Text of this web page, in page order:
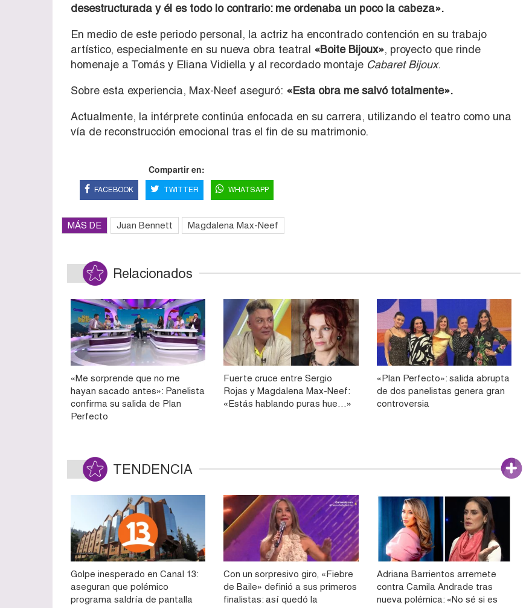
desestructurada y él es todo lo contrario: me ordenaba un poco la cabeza».
En medio de este periodo personal, la actriz ha encontrado contención en su trabajo
artístico, especialmente en su nueva obra teatral «Boite Bijoux», proyecto que rinde
homenaje a Tomás y Eliana Vidiella y al recordado montaje Cabaret Bijoux.
Sobre esta experiencia, Max-Neef aseguró: «Esta obra me salvó totalmente».
Actualmente, la intérprete continúa enfocada en su carrera, utilizando el teatro como una
vía de reconstrucción emocional tras el fin de su matrimonio.
Compartir en:
FACEBOOK TWITTER WHATSAPP
MÁS DE Juan Bennett Magdalena Max-Neef
Relacionados
«Me sorprende que no me
hayan sacado antes»: Panelista
confirma su salida de Plan
Perfecto
Fuerte cruce entre Sergio
Rojas y Magdalena Max-Neef:
«Estás hablando puras hue…»
«Plan Perfecto»: salida abrupta
de dos panelistas genera gran
controversia
TENDENCIA
Golpe inesperado en Canal 13:
aseguran que polémico
programa saldría de pantalla
Con un sorpresivo giro, «Fiebre
de Baile» definió a sus primeros
finalistas: así quedó la
Adriana Barrientos arremete
contra Camila Andrade tras
nueva polémica: «No sé si es